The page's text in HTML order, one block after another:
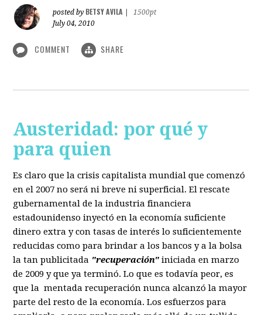
posted by BETSY AVILA
1500pt
July 04, 2010
COMMENT SHARE
Austeridad: por qué y
para quien
Es claro que la crisis capitalista mundial que comenzó
en el 2007 no será ni breve ni superficial. El rescate
gubernamental de la industria financiera
estadounidenso inyectó en la economía suficiente
dinero extra y con tasas de interés lo suficientemente
reducidas como para brindar a los bancos y a la bolsa
la tan publicitada "recuperación" iniciada en marzo
de 2009 y que ya terminó. Lo que es todavía peor, es
que la mentada recuperación nunca alcanzó la mayor
parte del resto de la economía. Los esfuerzos para